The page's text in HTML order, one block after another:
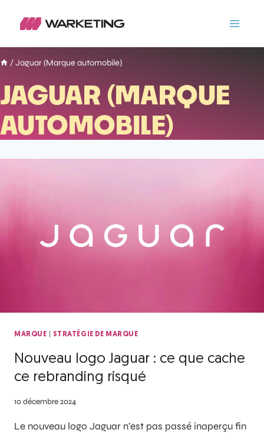
/ Jaguar (Marque automobile)
JAGUAR (MARQUE
AUTOMOBILE)
MARQUE STRATÉGIE DE MARQUE
Nouveau logo Jaguar : ce que cache
ce rebranding risqué
10 décembre 2024
Le nouveau logo Jaguar n’est pas passé inaperçu fin